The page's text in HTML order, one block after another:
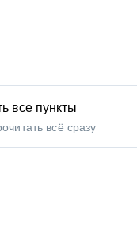
все пункты
всё сразу